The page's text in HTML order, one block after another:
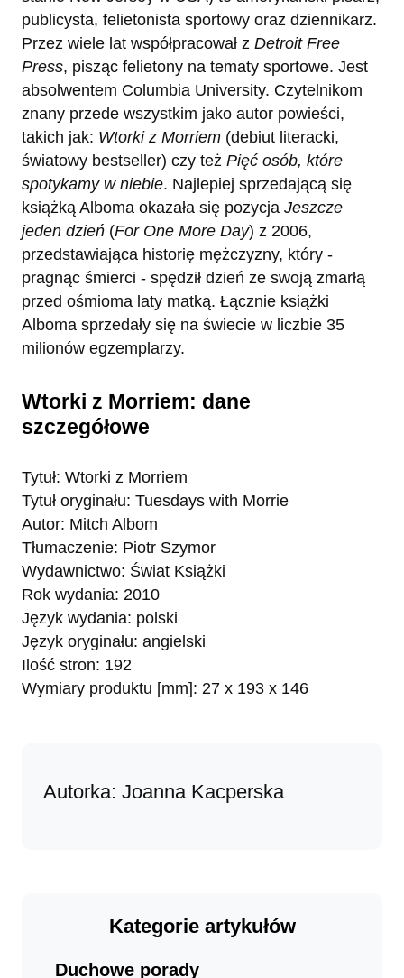
publicysta, felietonista sportowy oraz dziennikarz.
Przez wiele lat współpracował z Detroit Free
Press, pisząc felietony na tematy sportowe. Jest
absolwentem Columbia University. Czytelnikom
znany przede wszystkim jako autor powieści,
takich jak: Wtorki z Morriem (debiut literacki,
światowy bestseller) czy też Pięć osób, które
spotykamy w niebie. Najlepiej sprzedającą się
książką Alboma okazała się pozycja Jeszcze
jeden dzień (For One More Day) z 2006,
przedstawiająca historię mężczyzny, który -
pragnąc śmierci - spędził dzień ze swoją zmarłą
przed ośmioma laty matką. Łącznie książki
Alboma sprzedały się na świecie w liczbie 35
milionów egzemplarzy.
Wtorki z Morriem: dane
szczegółowe
Tytuł: Wtorki z Morriem
Tytuł oryginału: Tuesdays with Morrie
Autor: Mitch Albom
Tłumaczenie: Piotr Szymor
Wydawnictwo: Świat Książki
Rok wydania: 2010
Język wydania: polski
Język oryginału: angielski
Ilość stron: 192
Wymiary produktu [mm]: 27 x 193 x 146
Autorka: Joanna Kacperska
Kategorie artykułów
Duchowe porady